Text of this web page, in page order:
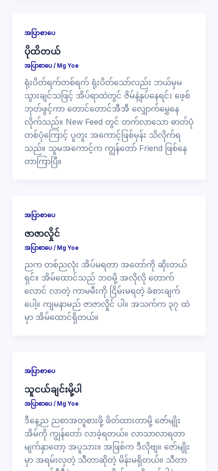
အပြာစာပေ
ပိုထိတယ်
အပြာစာပေ/ Mg Yoe
ရုံးပိတ်ရက်တစ်ရက် ရုံးပိတ်သော်လည်း ဘယ်မှမ
သွားချင်သဖြင့် အိပ်ရာထဲတွင် ဇိမ်နဲ့နှပ်နေရင်း ဖေ့စ်
ဘုတ်ဖွင့်ကာ တောင်တောင်အီအီ လျှောက်မွှေနေ
လိုက်သည်။ New Feed တွင် တက်လာသော ဓာတ်ပုံ
တစ်ပုံကြောင့် ပူတူး အကောင့်ဖြစ်မှန်း သိလိုက်ရ
သည်။ သူမအကောင့်က ကျွန်တော် Friend ဖြစ်နေ
တာကြာပြီ။
အပြာစာပေ
ဇာဇာလှိုင်
အပြာစာပေ/ Mg Yoe
ညက တစ်ညလုံး အိပ်မရတာ အတော်ကို ဆိုးတယ်
ရှင်။ အိမ်ထောင်သည် ဘဝမို့ အလိုလို တောက်
လောင် လာတဲ့ ကာမမီးကို ငြိမ်းမရတဲ့ ခံစားချက်
ပေါ့။ ကျမနာမည် ဇာဇာလှိုင် ပါ။ အသက်က ၃၇ ထဲ
မှာ အိမ်ထောင်ရှိတယ်။
အပြာစာပေ
သူငယ်ချင်းမို့ပါ
အပြာစာပေ/ Mg Yoe
ဒီနေ့ည ညစာအတူစားဖို့ ဖိတ်ထားတာမို့ ဇော်မျိုး
အိမ်ကို ကျွန်တော် လာခဲ့ရတယ်။ လာသာလာရတာ
မျက်နှာတော့ အပူသား။ အဖြစ်က ဒီလိုဗျ။ ဇော်မျိုး
မှာ အရမ်းလှတဲ့ သီတာဆိုတဲ့ မိန်းမရှိတယ်။ သီတာ